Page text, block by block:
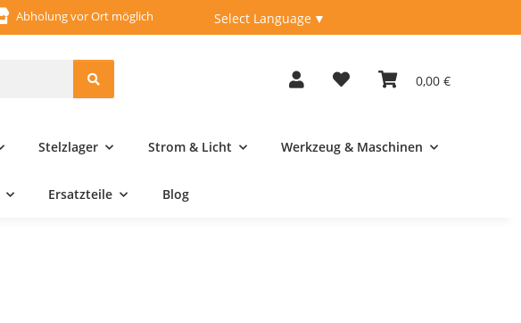
Abholung vor Ort möglich Fachberatung unter
Select Language ▼
0,00 €
Stelzlager Strom & Licht Werkzeug & Maschinen
Ersatzteile Blog